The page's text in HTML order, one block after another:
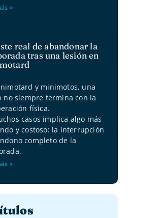
»
real de abandonar la
tras una lesión en
y minimotos, una
no siempre termina con la
física.
casos implica algo más
y costoso: la interrupción
completo de la
»